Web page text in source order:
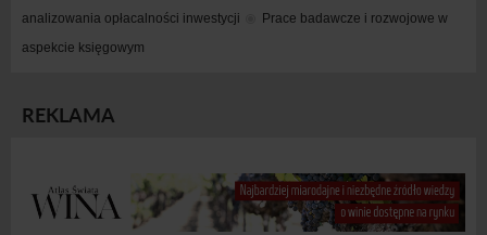
analizowania opłacalności inwestycji
Prace badawcze i rozwojowe w
aspekcie księgowym
REKLAMA